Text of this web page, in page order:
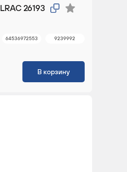
LRAC 26193
64536972553
9239992
В корзину